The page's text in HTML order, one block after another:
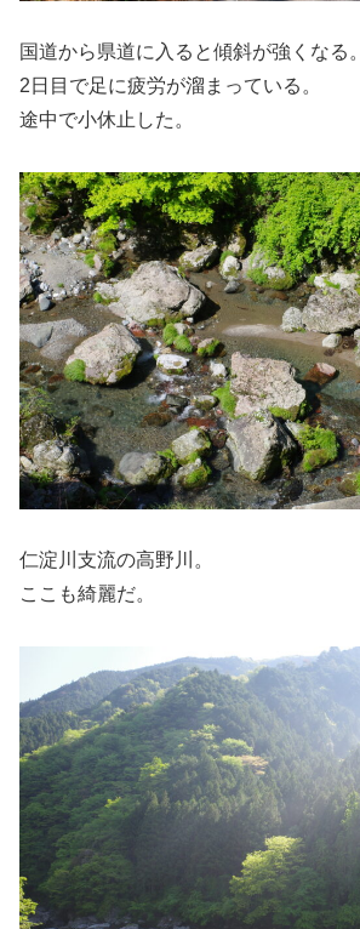
国道から県道に入ると傾斜が強くなる。
2日目で足に疲労が溜まっている。
途中で小休止した。
仁淀川支流の高野川。
ここも綺麗だ。